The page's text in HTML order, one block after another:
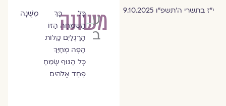
י״ז בתשרי ה׳תשפ״ו 9.10.2025 משונה
עידית
ברק
כָּל כָּךְ מְשֻׁנָּה
הַשִּׂמְחָה הַזּוֹ
הָרַגְלַיִם קַלּוֹת
הַפֶּה מְחַיֵּךְ
כָּל הַגּוּף שָׂמֵחַ
פַּחַד אֱלֹהִים